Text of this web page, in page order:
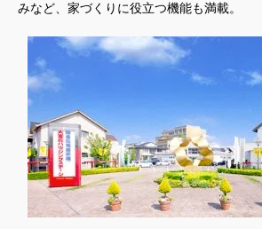
みなど、家づくりに役立つ機能も満載。